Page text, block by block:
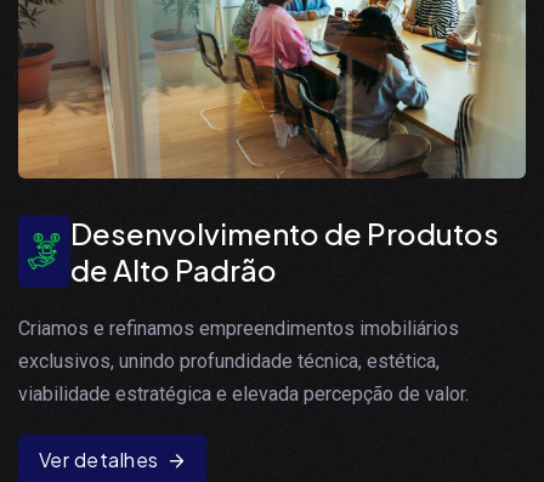
Desenvolvimento de Produtos
de Alto Padrão
Criamos e refinamos empreendimentos imobiliários
exclusivos, unindo profundidade técnica, estética,
viabilidade estratégica e elevada percepção de valor.
Ver detalhes